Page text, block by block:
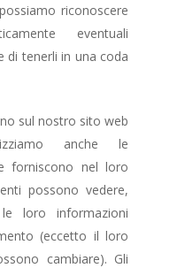
riconoscere
eventuali
di tenerli in una coda
sul nostro sito web
anche le
forniscono nel loro
possono vedere,
loro informazioni
(eccetto il loro
cambiare). Gli